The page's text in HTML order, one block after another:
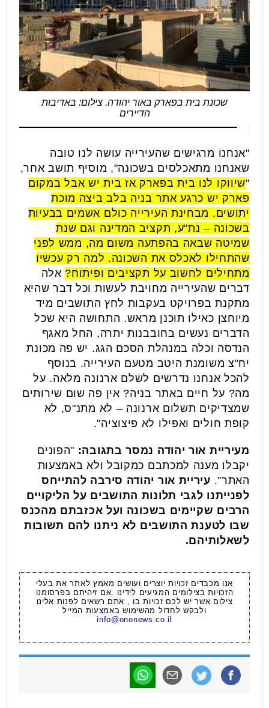
שכונת בית בפארק באור יהודה. צילום: באדיבות
הדיירים
"אנחנו מרגישים שהעירייה עושה לנו טובה
שאנחנו מתאכלסים בשכונה", מוסיף תושב אחר,
"שיווקו לנו בית בפארק אז בית יש אבל במקום
פארק יש כרגע אתר בניה בלב ביצה מוכת
יתושים. מבחינת העירייה כולם אשמים בבעיות
בשכונה – נת"ע, תקציב המדינה וגם שנת
שמיטה שבאה בהפתעה משום מה, ממש לפני
שהתחילו לאכלס את השכונה. למה רק עכשיו
מתחילים לחשוב על תקציבים ופיתוח?אלה
דברים שהעירייה מחויבת לעשות וכל דבר שהיא
מתקנת בפרויקט בעקבות לחץ התושבים מיד
מיוחצן כאילו תוכנן מראש. התחושה היא שכל
הדברים נעשים בחובבנות יתרה, החל מאגף
הנדסה וכלה במנהלת הסכם הגג. יש פה מכונת
יח"צ משומנת היטב מטעם העירייה. בנוסף
להכל אנחנו נדרשים לשלם ארנונה מלאה. על
מה? על חיים באתר בניה? אין פה שום שירותים
שמצדיקים תשלום ארנונה – לא מתנ"ס, לא
קופת חולים ואפילו לא פיצוציה".
מעיריית אור יהודה נמסר בתגובה: "הפונים
יקבלו מענה למכתבם כמקובל ולא באמצעות
האתר". עיריית אור יהודה סירבה להתייחס
לפנייתנו לגבי תלונות התושבים על הליקויים
הרבים שקיימים בשכונה ועל אכזבתם מהכנס
שבו לטענת התושבים לא ניתנו להם תשובות
לשאלותיהם.
אנו מכבדים זכויות יוצרים ועושים מאמץ לאתר את בעלי
הזכויות בצילומים המגיעים לידינו .אם זיהיתם בפרסומנו
צילום אשר יש לכם זכויות בו , אתם רשאים לפנות אלינו
ולבקש לחדול מהשימוש באמצעות המייל
info@ononews.co.il